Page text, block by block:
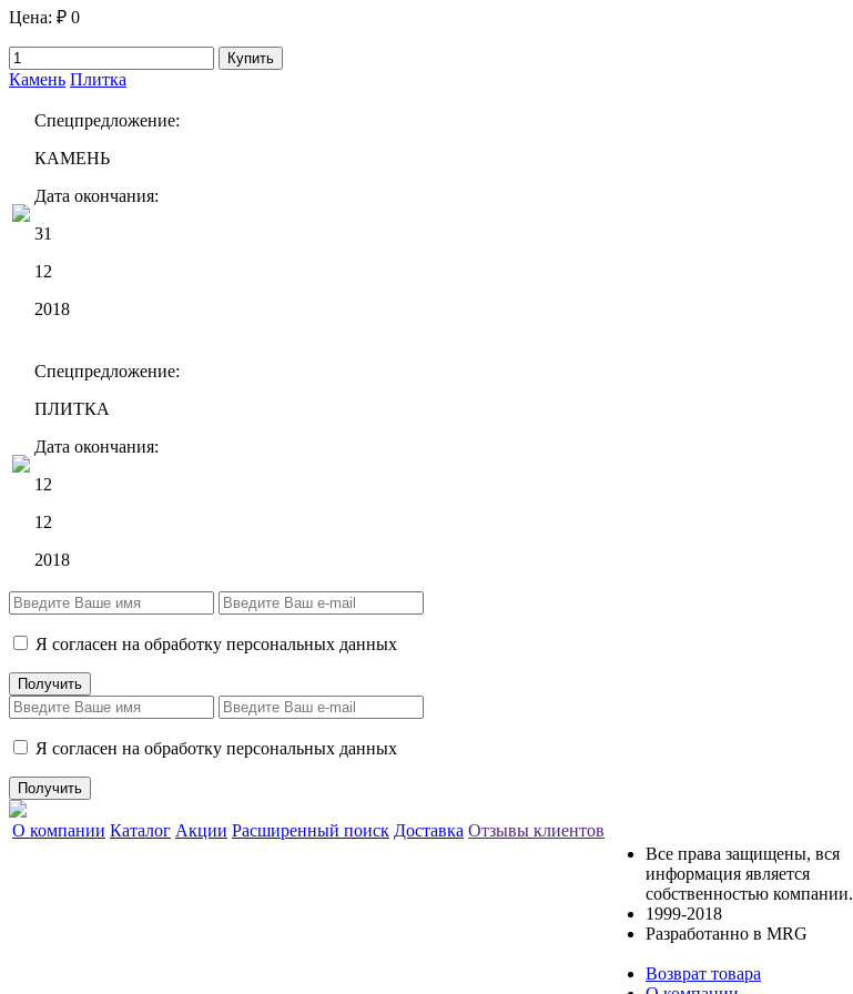
Цена: ₽ 0
Купить
Камень Плитка
Спецпредложение:
КАМЕНЬ
Дата окончания:
31
12
2018
Спецпредложение:
ПЛИТКА
Дата окончания:
12
12
2018
Я согласен на обработку персональных данных
Я согласен на обработку персональных данных
О компании Каталог Акции Расширенный поиск Доставка Отзывы клиентов
Все права защищены, вся
информация является
собственностью компании.
1999-2018
Разработанно в MRG
Возврат товара